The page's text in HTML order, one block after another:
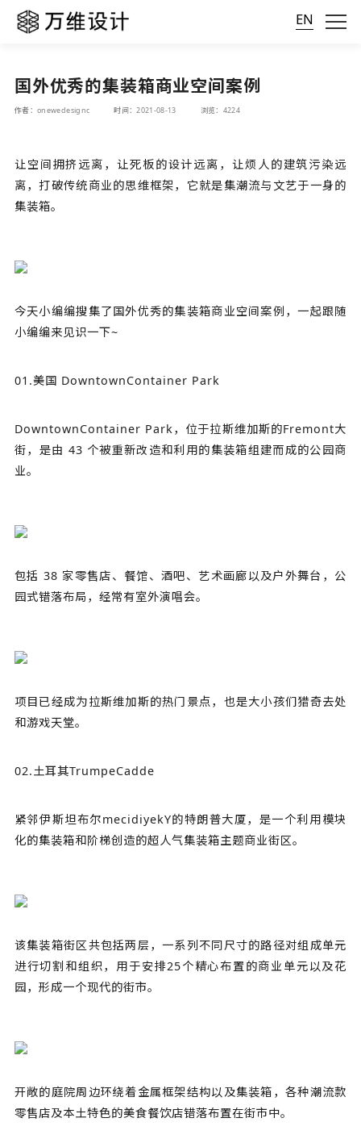
EN
国外优秀的集装箱商业空间案例
作者：onewedesignc 时间：2021-08-13 浏览：4224
让空间拥挤远离，让死板的设计远离，让烦人的建筑污染远
离，打破传统商业的思维框架，它就是集潮流与文艺于一身的
集装箱。
今天小编编搜集了国外优秀的集装箱商业空间案例，一起跟随
小编编来见识一下~
01.美国 DowntownContainer Park
DowntownContainer Park，位于拉斯维加斯的Fremont大
街，是由 43 个被重新改造和利用的集装箱组建而成的公园商
业。
包括 38 家零售店、餐馆、酒吧、艺术画廊以及户外舞台，公
园式错落布局，经常有室外演唱会。
项目已经成为拉斯维加斯的热门景点，也是大小孩们猎奇去处
和游戏天堂。
02.土耳其TrumpeCadde
紧邻伊斯坦布尔mecidiyekY的特朗普大厦，是一个利用模块
化的集装箱和阶梯创造的超人气集装箱主题商业街区。
该集装箱街区共包括两层，一系列不同尺寸的路径对组成单元
进行切割和组织，用于安排25个精心布置的商业单元以及花
园，形成一个现代的街市。
开敞的庭院周边环绕着金属框架结构以及集装箱，各种潮流款
零售店及本土特色的美食餐饮店错落布置在街市中。